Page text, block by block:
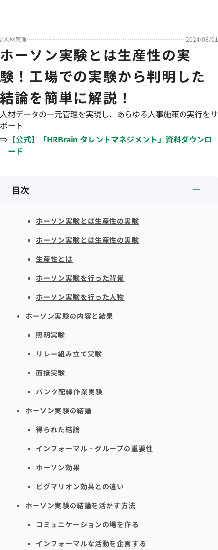
#人材管理 2024/08/01
ホーソン実験とは生産性の実
験！工場での実験から判明した
結論を簡単に解説！
人材データの一元管理を実現し、あらゆる人事施策の実行をサ
ポート
⇒ 【公式】「HRBrain タレントマネジメント」資料ダウンロ
ード
目次
ホーソン実験とは生産性の実験
ホーソン実験とは生産性の実験
生産性とは
ホーソン実験を行った背景
ホーソン実験を行った人物
ホーソン実験の内容と結果
照明実験
リレー組み立て実験
面接実験
バンク配線作業実験
ホーソン実験の結論
得られた結論
インフォーマル・グループの重要性
ホーソン効果
ピグマリオン効果との違い
ホーソン実験の結論を活かす方法
コミュニケーションの場を作る
インフォーマルな活動を企画する